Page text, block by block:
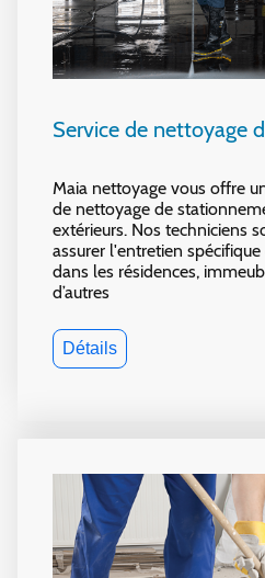
Service de nettoyage
Maia nettoyage vous offre
de nettoyage de
extérieurs. Nos techniciens
assurer l'entretien
dans les résidences,
d’autres
Détails